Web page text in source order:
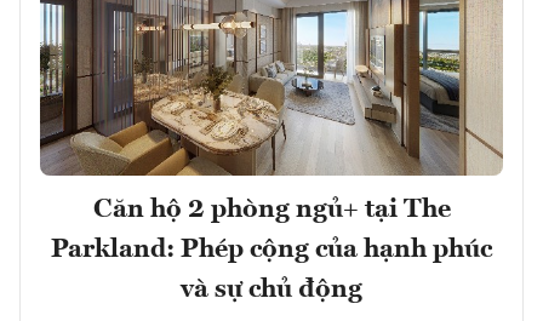
Căn hộ 2 phòng ngủ+ tại The
Parkland: Phép cộng của hạnh phúc
và sự chủ động